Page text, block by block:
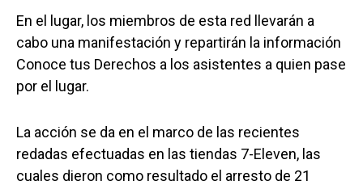
En el lugar, los miembros de esta red llevarán a
cabo una manifestación y repartirán la información
Conoce tus Derechos a los asistentes a quien pase
por el lugar.
La acción se da en el marco de las recientes
redadas efectuadas en las tiendas 7-Eleven, las
cuales dieron como resultado el arresto de 21